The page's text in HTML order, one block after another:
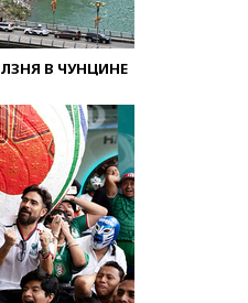
В ЧУНЦИНЕ